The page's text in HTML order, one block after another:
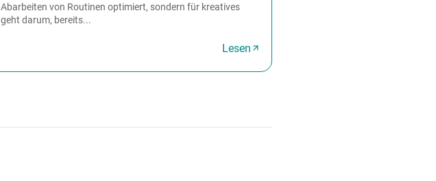
von Routinen optimiert, sondern für kreatives
darum, bereits...
Lesen